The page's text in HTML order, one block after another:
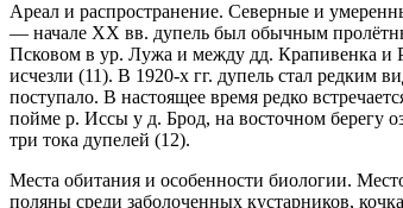
Ареал и распространение. Северные и
— начале XX вв. дупель был обычным
Псковом в ур. Лужа и между дд. Крапивенка и
исчезли (11). В 1920-х гг. дупель стал редким
поступало. В настоящее время редко
пойме р. Иссы у д. Брод, на восточном берегу
три тока дупелей (12).
Места обитания и особенности биологии.
поляны среди заболоченных ку­старников,